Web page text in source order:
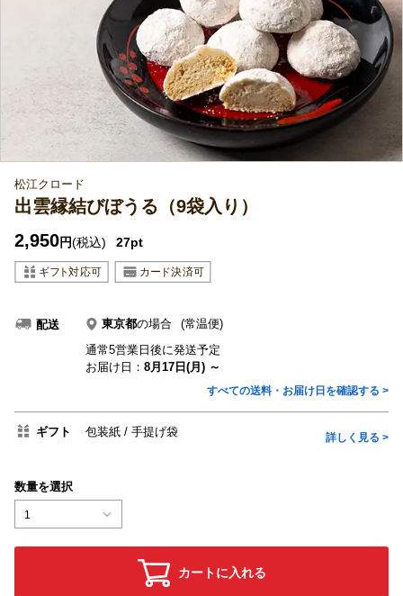
松江クロード
出雲縁結びぼうる（9袋入り）
2,950円(税込) 27pt
配送 東京都の場合
(常温便)
通常5営業日後に発送予定
お届け日： 8月17日(月) ～
すべての送料・お届け日を確認する >
ギフト 包装紙 手提げ袋 詳しく見る >
数量を選択
1
カートに入れる